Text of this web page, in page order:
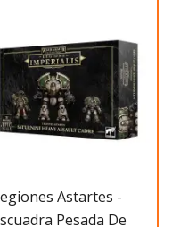
Astartes -
Pesada De